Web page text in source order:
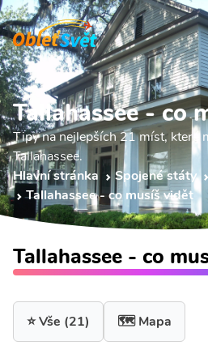
Tallahassee - co
Tipy na nejlepších 21 míst, které
Tallahassee.
Hlavní stránka
Spojené státy
Tallahassee - co musíš vidět
Tallahassee - co
⭐ Vše (21) 🗺️ Mapa